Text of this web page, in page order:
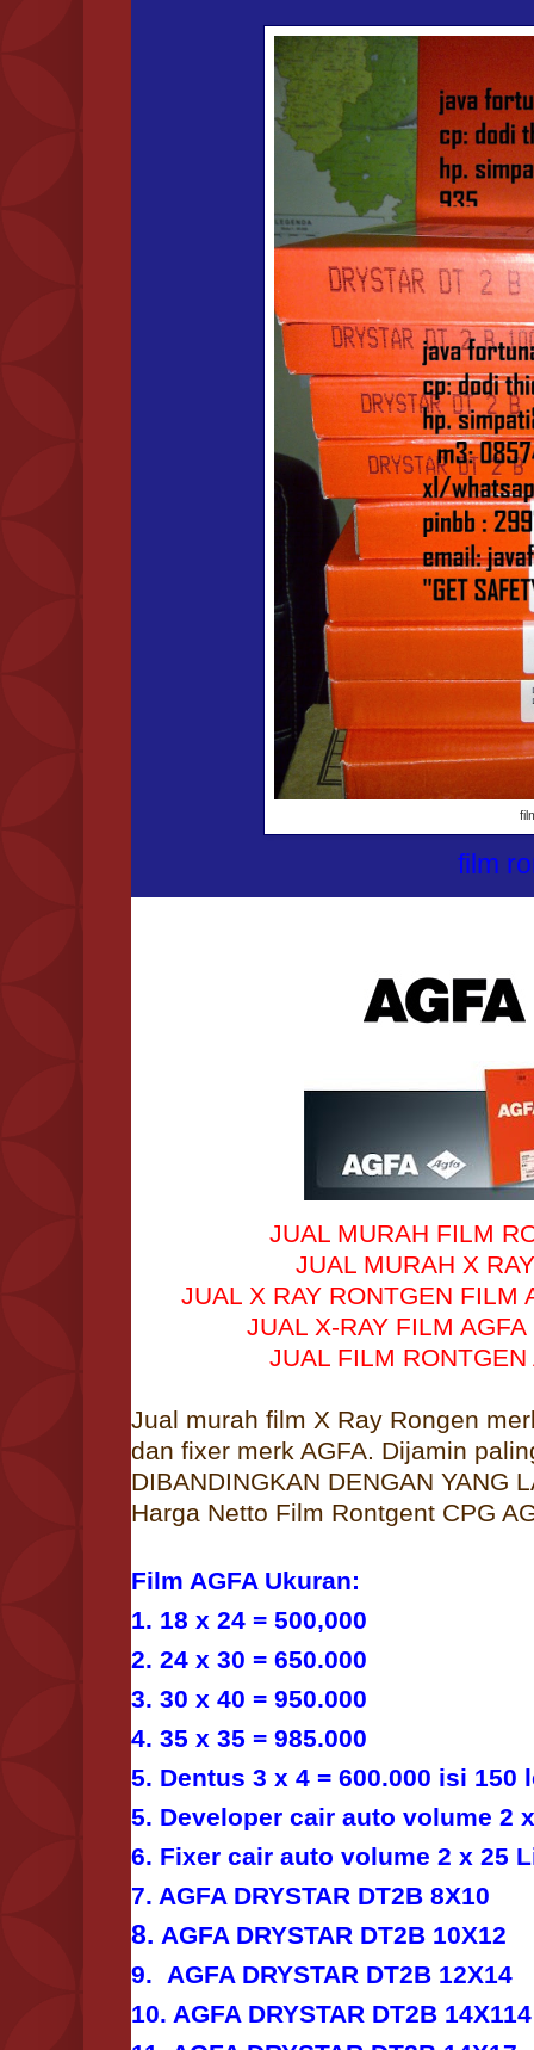
film
JUAL MURAH FILM
JUAL MURAH X
JUAL X RAY RONTGEN FILM
JUAL X-RAY FILM
JUAL FILM
Jual murah film X Ray Rongen
dan fixer merk AGFA. Dijamin
DIBANDINGKAN DENGAN YANG
Harga Netto Film Rontgent CPG
Film AGFA Ukuran:
1. 18 x 24 = 500,000
2. 24 x 30 = 650.000
3. 30 x 40 = 950.000
4. 35 x 35 = 985.000
5. Dentus 3 x 4 = 600.000 isi 150
5. Developer cair auto volume 2
6. Fixer cair auto volume 2 x 25
7. AGFA DRYSTAR DT2B 8X10
8. AGFA DRYSTAR DT2B 10X12
9. AGFA DRYSTAR DT2B 12X14
10. AGFA DRYSTAR DT2B 14X114